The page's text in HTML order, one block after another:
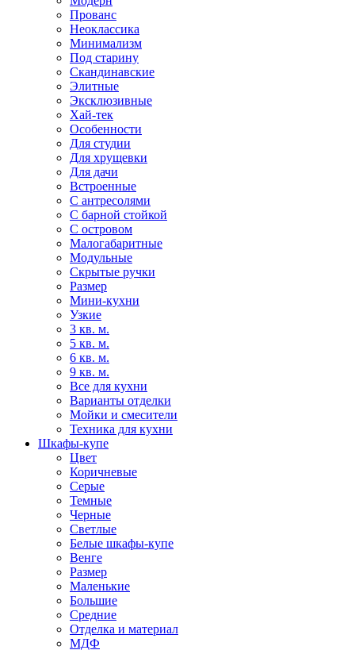
Прованс
Неоклассика
Минимализм
Под старину
Скандинавские
Элитные
Эксклюзивные
Хай-тек
Особенности
Для студии
Для хрущевки
Для дачи
Встроенные
С антресолями
С барной стойкой
С островом
Малогабаритные
Модульные
Скрытые ручки
Размер
Мини-кухни
Узкие
3 кв. м.
5 кв. м.
6 кв. м.
9 кв. м.
Все для кухни
Варианты отделки
Мойки и смесители
Техника для кухни
Шкафы-купе
Цвет
Коричневые
Серые
Темные
Черные
Светлые
Белые шкафы-купе
Венге
Размер
Маленькие
Большие
Средние
Отделка и материал
МДФ